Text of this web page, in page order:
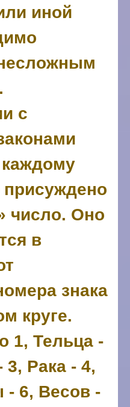
иной
с
присуждено
число. Оно
в
знака
круге.
1, Тельца -
3, Рака - 4,
- 6, Весов -